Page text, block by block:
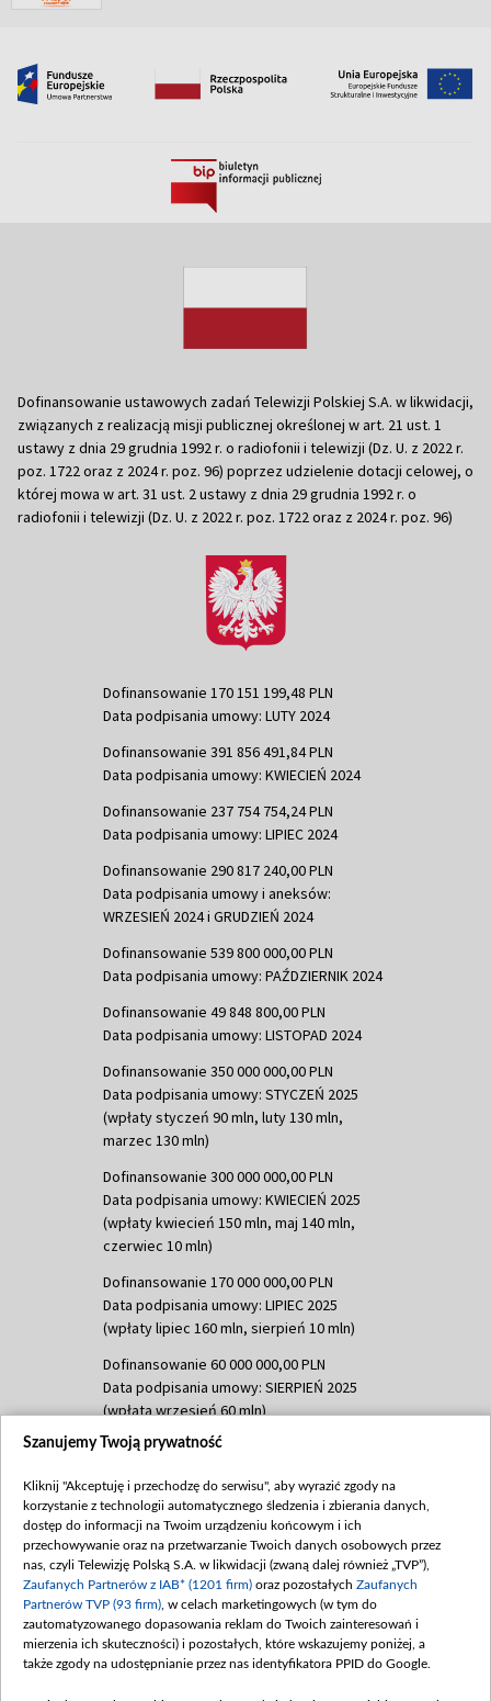
Dofinansowanie ustawowych zadań Telewizji Polskiej S.A. w likwidacji,
związanych z realizacją misji publicznej określonej w art. 21 ust. 1
ustawy z dnia 29 grudnia 1992 r. o radiofonii i telewizji (Dz. U. z 2022 r.
poz. 1722 oraz z 2024 r. poz. 96) poprzez udzielenie dotacji celowej, o
której mowa w art. 31 ust. 2 ustawy z dnia 29 grudnia 1992 r. o
radiofonii i telewizji (Dz. U. z 2022 r. poz. 1722 oraz z 2024 r. poz. 96)
Dofinansowanie 170 151 199,48 PLN
Data podpisania umowy: LUTY 2024
Dofinansowanie 391 856 491,84 PLN
Data podpisania umowy: KWIECIEŃ 2024
Dofinansowanie 237 754 754,24 PLN
Data podpisania umowy: LIPIEC 2024
Dofinansowanie 290 817 240,00 PLN
Data podpisania umowy i aneksów:
WRZESIEŃ 2024 i GRUDZIEŃ 2024
Dofinansowanie 539 800 000,00 PLN
Data podpisania umowy: PAŹDZIERNIK 2024
Dofinansowanie 49 848 800,00 PLN
Data podpisania umowy: LISTOPAD 2024
Dofinansowanie 350 000 000,00 PLN
Data podpisania umowy: STYCZEŃ 2025
(wpłaty styczeń 90 mln, luty 130 mln,
marzec 130 mln)
Dofinansowanie 300 000 000,00 PLN
Data podpisania umowy: KWIECIEŃ 2025
(wpłaty kwiecień 150 mln, maj 140 mln,
czerwiec 10 mln)
Dofinansowanie 170 000 000,00 PLN
Data podpisania umowy: LIPIEC 2025
(wpłaty lipiec 160 mln, sierpień 10 mln)
Dofinansowanie 60 000 000,00 PLN
Data podpisania umowy: SIERPIEŃ 2025
(wpłata wrzesień 60 mln)
Dofinansowanie 635 783 051,21 PLN
(wpłata wrzesień 100 mln, październik 350
mln, listopad 265 mln)
Dofinansowanie 48 862 000,00 PLN
Data podpisania umowy: GRUDZIEŃ 2025
(wpłata grudzień 60,548 mln)
Dofinansowanie 900 000 000,00 PLN
Data podpisania umowy: LUTY 2026 (wpłata
Szanujemy Twoją prywatność
Kliknij "Akceptuję i przechodzę do serwisu", aby wyrazić zgody na
korzystanie z technologii automatycznego śledzenia i zbierania danych,
dostęp do informacji na Twoim urządzeniu końcowym i ich
przechowywanie oraz na przetwarzanie Twoich danych osobowych przez
nas, czyli Telewizję Polską S.A. w likwidacji (zwaną dalej również „TVP”),
Zaufanych Partnerów z IAB* (1201 firm) oraz pozostałych Zaufanych
Partnerów TVP (93 firm) , w celach marketingowych (w tym do
zautomatyzowanego dopasowania reklam do Twoich zainteresowań i
mierzenia ich skuteczności) i pozostałych, które wskazujemy poniżej, a
także zgody na udostępnianie przez nas identyfikatora PPID do Google.